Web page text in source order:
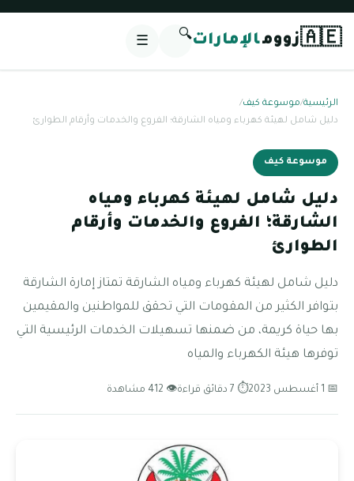
🇦🇪زوومالإمارات🔍
☰
الرئيسية/موسوعة كيف/
دليل شامل لهيئة كهرباء ومياه الشارقة؛ الفروع والخدمات وأرقام الطوارئ
موسوعة كيف
دليل شامل لهيئة كهرباء ومياه
الشارقة؛ الفروع والخدمات وأرقام
الطوارئ
دليل شامل لهيئة كهرباء ومياه الشارقة تمتاز إمارة الشارقة
بتوافر الكثير من المقومات التي تحقق للمواطنين والمقيمين
بها حياة كريمة، من ضمنها تسهيلات الخدمات الرئيسية التي
توفرها هيئة الكهرباء والمياه
📅 1 أغسطس 2023 ⏱ 7 دقائق قراءة 👁 412 مشاهدة